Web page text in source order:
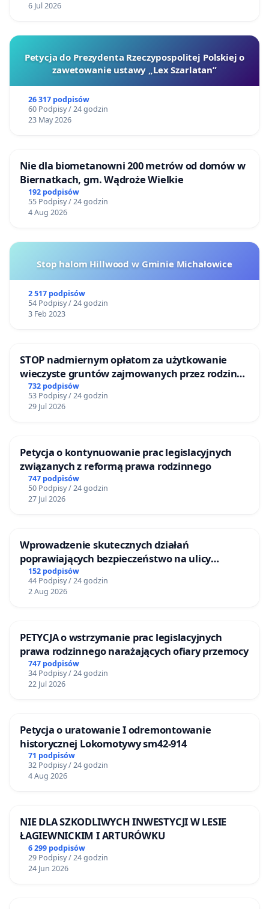
6 Jul 2026
Petycja do Prezydenta Rzeczypospolitej Polskiej o
zawetowanie ustawy „Lex Szarlatan”
26 317 podpisów
60 Podpisy / 24 godzin
23 May 2026
Nie dla biometanowni 200 metrów od domów w
Biernatkach, gm. Wądroże Wielkie
192 podpisów
55 Podpisy / 24 godzin
4 Aug 2026
Stop halom Hillwood w Gminie Michałowice
2 517 podpisów
54 Podpisy / 24 godzin
3 Feb 2023
STOP nadmiernym opłatom za użytkowanie
wieczyste gruntów zajmowanych przez rodzinne
ogrody działkowe.
732 podpisów
53 Podpisy / 24 godzin
29 Jul 2026
Petycja o kontynuowanie prac legislacyjnych
związanych z reformą prawa rodzinnego
747 podpisów
50 Podpisy / 24 godzin
27 Jul 2026
Wprowadzenie skutecznych działań
poprawiających bezpieczeństwo na ulicy
Żeromskiego w Otwocku
152 podpisów
44 Podpisy / 24 godzin
2 Aug 2026
PETYCJA o wstrzymanie prac legislacyjnych
prawa rodzinnego narażających ofiary przemocy
747 podpisów
34 Podpisy / 24 godzin
22 Jul 2026
Petycja o uratowanie I odremontowanie
historycznej Lokomotywy sm42-914
71 podpisów
32 Podpisy / 24 godzin
4 Aug 2026
NIE DLA SZKODLIWYCH INWESTYCJI W LESIE
ŁAGIEWNICKIM I ARTURÓWKU
6 299 podpisów
29 Podpisy / 24 godzin
24 Jun 2026